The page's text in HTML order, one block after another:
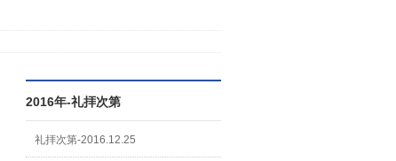
2016年-礼拝次第
礼拝次第-2016.12.25